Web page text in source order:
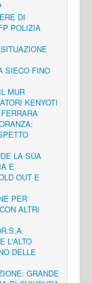
DI
POLIZIA
SIECO FINO
MUR
KENYOTI
LA SUA
E
OUT E
PER
ALTRI
L'ALTO
DELLE
GRANDE